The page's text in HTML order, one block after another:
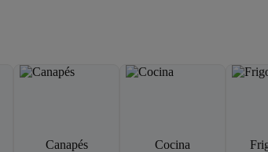
Canapés Cocina